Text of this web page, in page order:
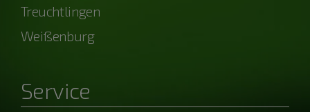
Treuchtlingen
Weißenburg
Service